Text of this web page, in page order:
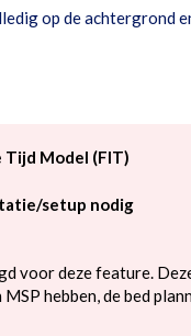
op de achtergrond
Model (FIT)
setup nodig
voor deze feature.
MSP hebben, de bed